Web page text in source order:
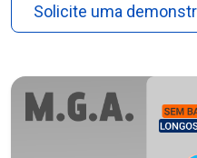
Solicite uma